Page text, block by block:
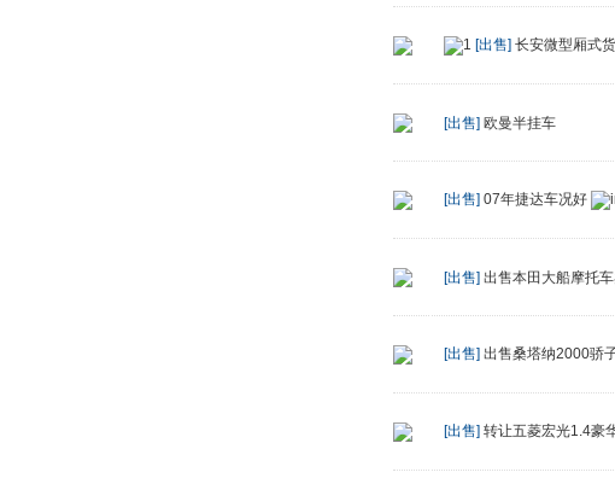
[出售] 长安微型厢式
[出售] 欧曼半挂车
[出售] 07年捷达车况好
[出售] 出售本田大船摩托
[出售] 出售桑塔纳2000骄
[出售] 转让五菱宏光1.4豪